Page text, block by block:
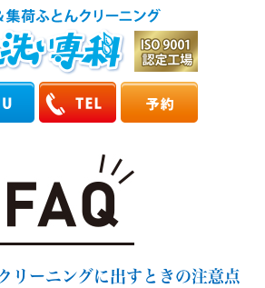
リーニングに出すときの注意点